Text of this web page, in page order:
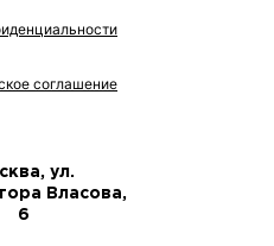
соглашение
ул.
Власова,
6